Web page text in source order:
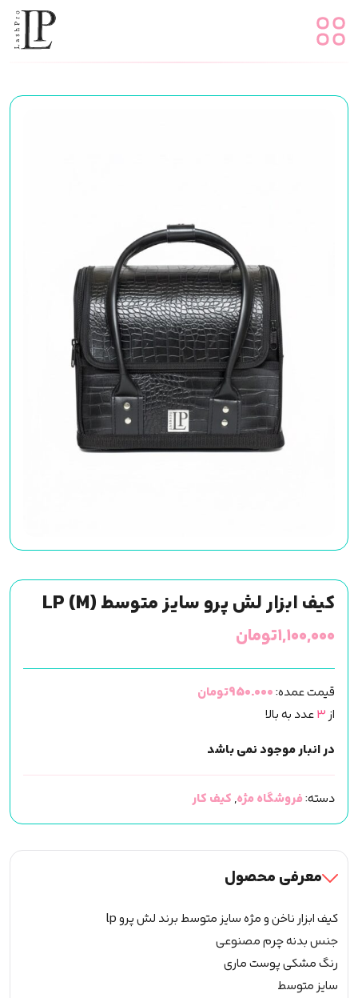
کیف ابزار لش پرو سایز متوسط (M) LP
۱,۱۰۰,۰۰۰تومان
قیمت عمده:950.000تومان
از3عدد به بالا
در انبار موجود نمی باشد
دسته:فروشگاه مژه, کیف کار
معرفی محصول
کیف ابزار ناخن و مژه سایز متوسط برند لش پرو lp
جنس بدنه چرم مصنوعی
رنگ مشکی پوست ماری
سایز متوسط